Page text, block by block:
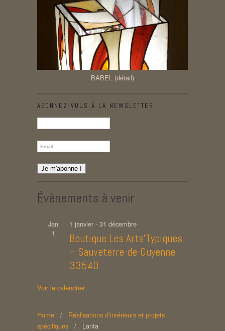
BABEL (détail)
ABONNEZ-VOUS À LA NEWSLETTER
Évènements à venir
Jan
1
1 janvier - 31 décembre
Boutique Les Arts’Typiques
– Sauveterre-de-Guyenne
33540
Voir le calendrier
Home /
Réalisations d’intérieurs et projets
spécifiques
/ Lanta